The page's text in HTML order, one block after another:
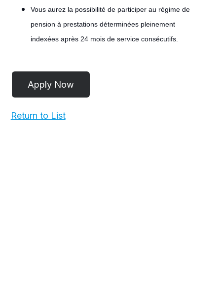
Vous aurez la possibilité de participer au régime de
pension à prestations déterminées pleinement
indexées après 24 mois de service consécutifs.
Return to List